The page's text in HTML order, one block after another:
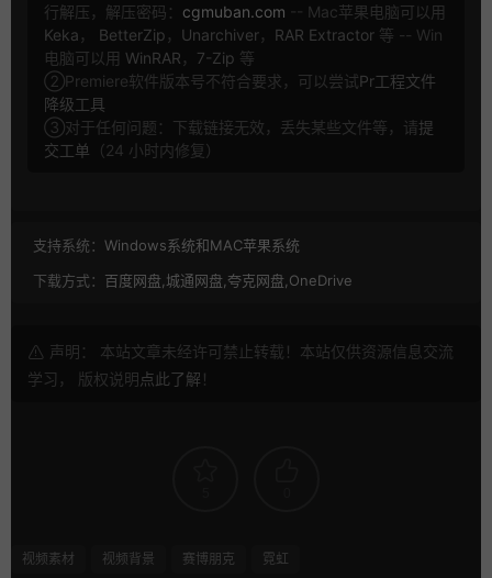
行解压，解压密码： cgmuban.com -- Mac苹果电脑可以用
Keka ， BetterZip ， Unarchiver， RAR Extractor 等 -- Win
电脑可以用 WinRAR ， 7-Zip 等
②Premiere软件版本号不符合要求，可以尝试Pr工程文件
降级工具
③对于任何问题：下载链接无效，丢失某些文件等，请提
交工单 （24 小时内修复）
支持系统： Windows系统和MAC苹果系统
下载方式： 百度网盘,城通网盘,夸克网盘,OneDrive
声明： 本站文章未经许可禁止转载！本站仅供资源信息交流
学习， 版权说明点此了解 ！
视频素材 视频背景 赛博朋克 霓虹